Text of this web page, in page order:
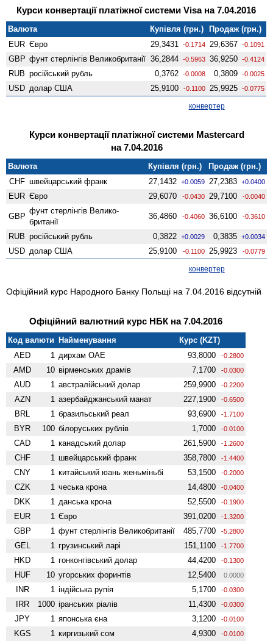
Курси конвертації платіжної системи Visa на 7.04.2016
Валюта Купівля (грн.)
Продаж (грн.)
EUR Євро 29,3431 -0.1714 29,6367 -0.1091
GBP фунт стерлінгів Велико­британії 36,2844 -0.5963 36,9250 -0.4124
RUB російський рубль 0,3762 -0.0008 0,3809 -0.0025
USD долар США 25,9100 -0.1100 25,9925 -0.0775
конвертер
Курси конвертації платіжної системи Mastercard
на 7.04.2016
Валюта Купівля (грн.)
Продаж (грн.)
CHF швейцарський франк 27,1432 +0.0059 27,2383 +0.0400
EUR Євро 29,6070 -0.0430 29,7100 -0.0040
GBP
фунт стерлінгів Велико­
британії
36,4860 -0.4060 36,6100 -0.3610
RUB російський рубль 0,3822 +0.0029 0,3835 +0.0034
USD долар США 25,9100 -0.1100 25,9923 -0.0779
конвертер
Офіційний курс Народного Банку Польщі на 7.04.2016 відсутній
Офіційний валютний курс НБК на 7.04.2016
Код валюти Найменування
Курс (KZT)
AED
1 дирхам ОАЕ 93,8000 -0.2800
AMD 10 вiрменських драмів 7,1700 -0.0300
AUD 1 австралійський долар 259,9900 -0.2200
AZN 1 азербайджанський манат 227,1900 -0.6500
BRL 1 бразильський реал 93,6900 -1.7100
BYR 100 білоруських рублів 1,7000 -0.0100
CAD 1 канадський долар 261,5900 -1.2600
CHF 1 швейцарський франк 358,7800 -1.4400
CNY 1 китайський юань женьмiньбi 53,1500 -0.2000
CZK 1 чеська крона 14,4800 -0.0400
DKK 1 данська крона 52,5500 -0.1900
EUR 1 Євро 391,0200 -1.3200
GBP 1 фунт стерлінгів Велико­британії 485,7700 -5.2800
GEL 1 грузинський ларі 151,1100 -1.7700
HKD 1 гонконгівський долар 44,4200 -0.1300
HUF 10 угорських форинтів 12,5400 0.0000
INR 1 індійська рупія 5,1700 -0.0300
IRR 1000 іранських ріалів 11,4300 -0.0300
JPY 1 японська єна 3,1200 -0.0100
KGS 1 киргизький сом 4,9300 -0.0100